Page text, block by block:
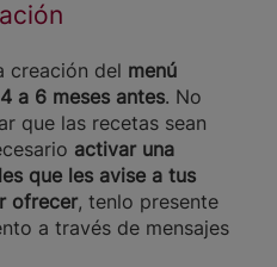
creación del menú
a 6 meses antes. No
que las recetas sean
activar una
que les avise a tus
ofrecer, tenlo presente
a través de mensajes